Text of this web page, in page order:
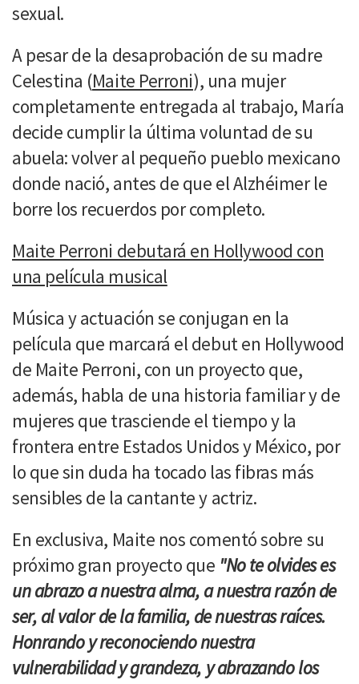
sexual.
A pesar de la desaprobación de su madre
Celestina (Maite Perroni), una mujer
completamente entregada al trabajo, María
decide cumplir la última voluntad de su
abuela: volver al pequeño pueblo mexicano
donde nació, antes de que el Alzhéimer le
borre los recuerdos por completo.
Maite Perroni debutará en Hollywood con
una película musical
Música y actuación se conjugan en la
película que marcará el debut en Hollywood
de Maite Perroni, con un proyecto que,
además, habla de una historia familiar y de
mujeres que trasciende el tiempo y la
frontera entre Estados Unidos y México, por
lo que sin duda ha tocado las fibras más
sensibles de la cantante y actriz.
En exclusiva, Maite nos comentó sobre su
próximo gran proyecto que "No te olvides es
un abrazo a nuestra alma, a nuestra razón de
ser, al valor de la familia, de nuestras raíces.
Honrando y reconociendo nuestra
vulnerabilidad y grandeza, y abrazando los